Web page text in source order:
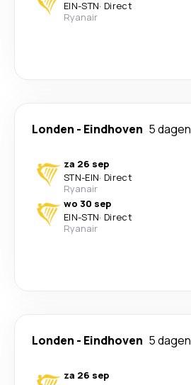
EIN-STN· Direct
Ryanair
Londen - Eindhoven 5 dagen
za 26 sep
STN-EIN· Direct
Ryanair
wo 30 sep
EIN-STN· Direct
Ryanair
Londen - Eindhoven 5 dagen
za 26 sep